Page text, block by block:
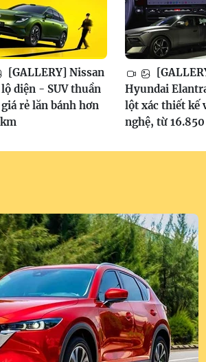
[GALLERY] Nissan
diện - SUV thuần
rẻ lăn bánh hơn
Hyundai
lột xác thiết kế
nghệ, từ 16.850